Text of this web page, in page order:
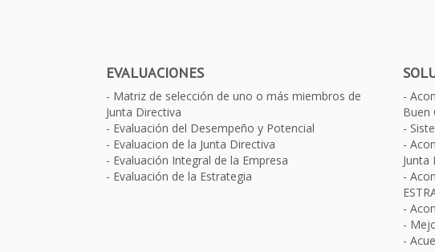
EVALUACIONES
Matriz de selección de uno o más miembros de
Junta Directiva
Evaluación del Desempeño y Potencial
Evaluacion de la Junta Directiva
Evaluación Integral de la Empresa
Evaluación de la Estrategia
Buen
Junta